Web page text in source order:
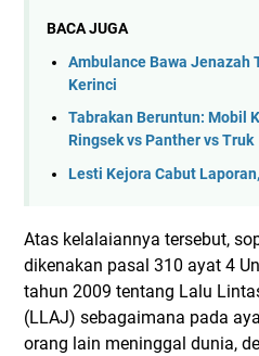
BACA JUGA
Ambulance Bawa Jenazah
Kerinci
Tabrakan Beruntun: Mobil
Ringsek vs Panther vs Truk
Lesti Kejora Cabut
Atas kelalaiannya tersebut,
dikenakan pasal 310 ayat 4
tahun 2009 tentang Lalu
(LLAJ) sebagaimana pada
orang lain meninggal dunia,